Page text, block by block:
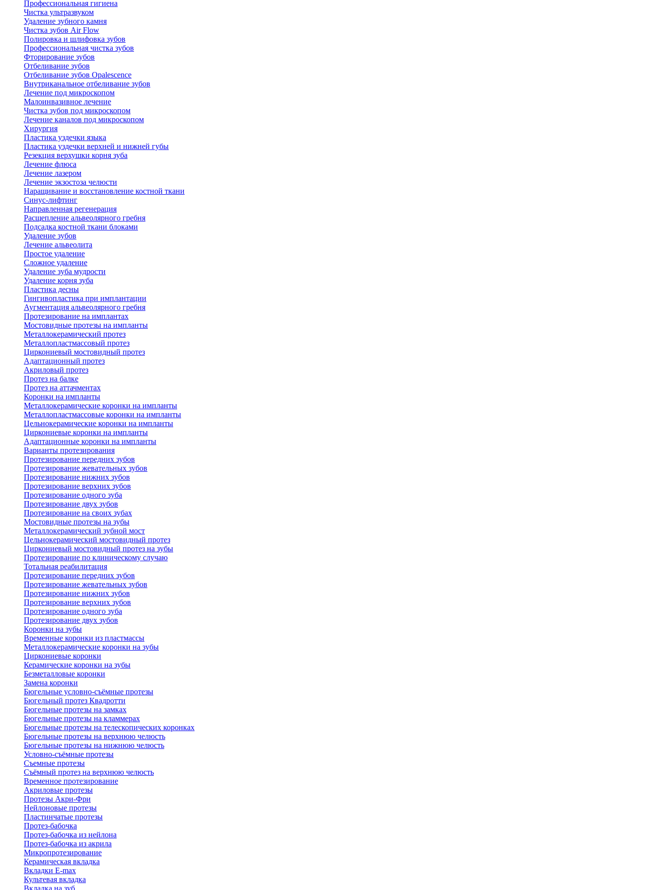
Профессиональная гигиена
Чистка ультразвуком
Удаление зубного камня
Чистка зубов Air Flow
Полировка и шлифовка зубов
Профессиональная чистка зубов
Фторирование зубов
Отбеливание зубов
Отбеливание зубов Opalescence
Внутриканальное отбеливание зубов
Лечение под микроскопом
Малоинвазивное лечение
Чистка зубов под микроскопом
Лечение каналов под микроскопом
Хирургия
Пластика уздечки языка
Пластика уздечки верхней и нижней губы
Резекция верхушки корня зуба
Лечение флюса
Лечение лазером
Лечение экзостоза челюсти
Наращивание и восстановление костной ткани
Синус-лифтинг
Направленная регенерация
Расщепление альвеолярного гребня
Подсадка костной ткани блоками
Удаление зубов
Лечение альвеолита
Простое удаление
Сложное удаление
Удаление зуба мудрости
Удаление корня зуба
Пластика десны
Гингивопластика при имплантации
Аугментация альвеолярного гребня
Протезирование на имплантах
Мостовидные протезы на импланты
Металлокерамический протез
Металлопластмассовый протез
Циркониевый мостовидный протез
Адаптационный протез
Акриловый протез
Протез на балке
Протез на аттачментах
Коронки на импланты
Металлокерамические коронки на импланты
Металлопластмассовые коронки на импланты
Цельнокерамические коронки на импланты
Циркониевые коронки на импланты
Адаптационные коронки на импланты
Варианты протезирования
Протезирование передних зубов
Протезирование жевательных зубов
Протезирование нижних зубов
Протезирование верхних зубов
Протезирование одного зуба
Протезирование двух зубов
Протезирование на своих зубах
Мостовидные протезы на зубы
Металлокерамический зубной мост
Цельнокерамический мостовидный протез
Циркониевый мостовидный протез на зубы
Протезирование по клиническому случаю
Тотальная реабилитация
Протезирование передних зубов
Протезирование жевательных зубов
Протезирование нижних зубов
Протезирование верхних зубов
Протезирование одного зуба
Протезирование двух зубов
Коронки на зубы
Временные коронки из пластмассы
Металлокерамические коронки на зубы
Циркониевые коронки
Керамические коронки на зубы
Безметалловые коронки
Замена коронки
Бюгельные условно-съёмные протезы
Бюгельный протез Квадротти
Бюгельные протезы на замках
Бюгельные протезы на кламмерах
Бюгельные протезы на телескопических коронках
Бюгельные протезы на верхнюю челюсть
Бюгельные протезы на нижнюю челюсть
Условно-съёмные протезы
Съемные протезы
Съёмный протез на верхнюю челюсть
Временное протезирование
Акриловые протезы
Протезы Акри-Фри
Нейлоновые протезы
Пластинчатые протезы
Протез-бабочка
Протез-бабочка из нейлона
Протез-бабочка из акрила
Микропротезирование
Керамическая вкладка
Вкладки E-max
Культевая вкладка
Вкладка на зуб